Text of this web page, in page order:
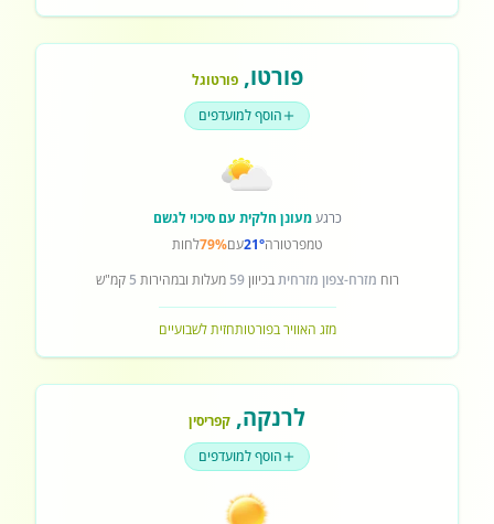
פורטו,פורטוגל
הוסף למועדפים
כרגעמעונן חלקית עם סיכוי לגשם
טמפרטורה21°עם79%לחות
רוח מזרח-צפון מזרחיתבכיוון59 מעלות ובמהירות 5 קמ"ש
מזג האוויר בפורטותחזית לשבועיים
לרנקה, קפריסין
הוסף למועדפים